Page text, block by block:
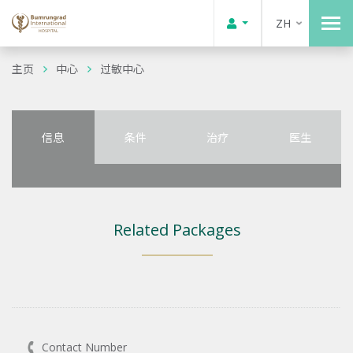
ZH
主页 中心 过敏中心
信息 条件 治疗 医生
Related Packages
Contact Number